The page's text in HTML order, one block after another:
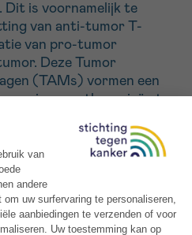
Dit is voornamelijk te
van anti-tumor T-
van pro-tumor
Deze Tumor
(TAMs) vormen een
immuuntherapieën te
stellen we een
voor, waarbij de
verwijderd en
door nieuwe
stamcellen van de patiënt.
zullen genetisch
zij in staat zijn om de